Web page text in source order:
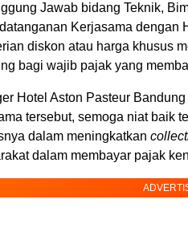
Jawab bidang Teknik,
Kerjasama dengan
diskon atau harga khusus
bagi wajib pajak yang
Hotel Aston Pasteur
tersebut, semoga niat baik
dalam meningkatkan
dalam membayar pajak